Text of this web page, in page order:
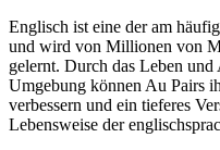
Englisch ist eine der am
und wird von Millionen von
gelernt. Durch das Leben
Umgebung können Au Pairs
verbessern und ein tieferes
Lebensweise der